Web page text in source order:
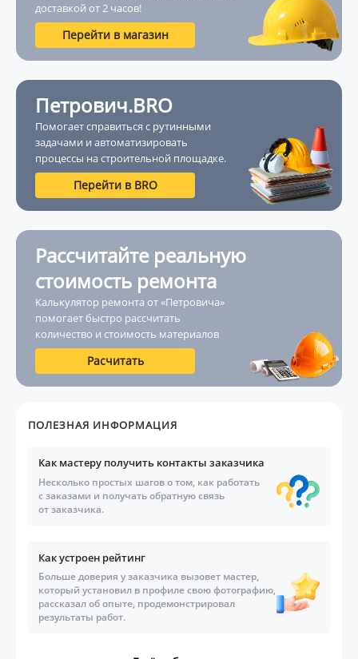
доставкой от 2 часов!
Перейти в магазин
Петрович.BRO
Помогает справиться с рутинными
задачами и автоматизировать
процессы на строительной площадке.
Перейти в BRO
Рассчитайте реальную
стоимость ремонта
Калькулятор ремонта от «Петровича»
помогает быстро рассчитать
количество и стоимость материалов
Расчитать
ПОЛЕЗНАЯ ИНФОРМАЦИЯ
Как мастеру получить контакты заказчика
Несколько простых шагов о том, как работать
с заказами и получать обратную связь
от заказчика.
Как устроен рейтинг
Больше доверия у заказчика вызовет мастер,
который установил в профиле свою фотографию,
рассказал об опыте, продемонстрировал
результаты работ.